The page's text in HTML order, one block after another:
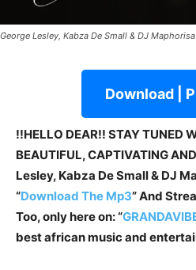
George Lesley, Kabza De Small & DJ Maphorisa
Download |
!!HELLO DEAR!! STAY TUNED
BEAUTIFUL, CAPTIVATING
Lesley, Kabza De Small & DJ
“Download The Mp3”And
Too, only here on: “
best african music and